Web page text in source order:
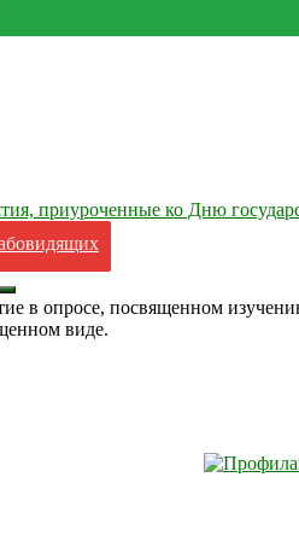
приуроченные ко Дню
Искатьв опросе, посвященном
виде.